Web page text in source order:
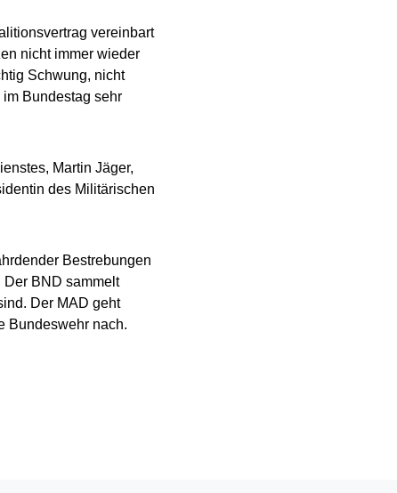
vereinbart
nicht immer wieder
Schwung, nicht
Bundestag sehr
Martin Jäger,
des Militärischen
Bestrebungen
BND sammelt
Der MAD geht
Bundeswehr nach.